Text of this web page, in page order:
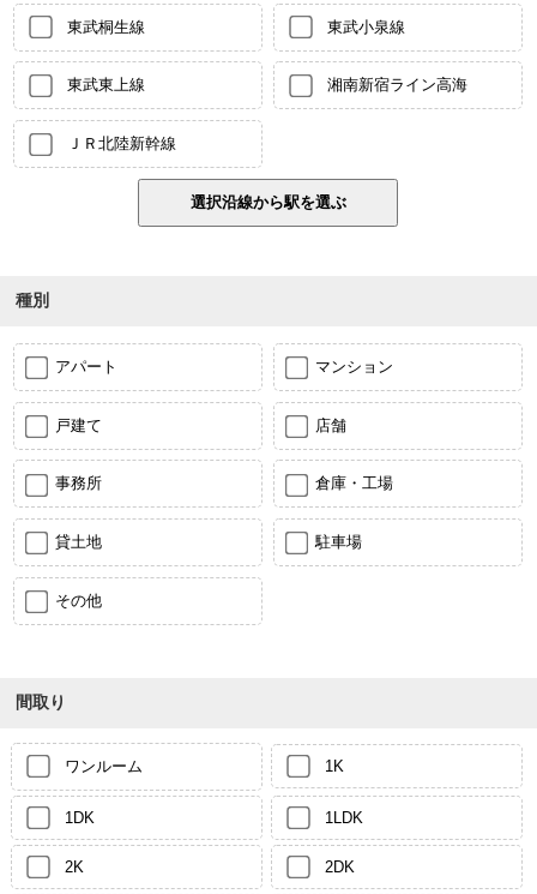
東武桐生線 東武小泉線
東武東上線 湘南新宿ライン高海
ＪＲ北陸新幹線
種別
アパート マンション
戸建て 店舗
事務所 倉庫・工場
貸土地 駐車場
その他
間取り
ワンルーム 1K
1DK 1LDK
2K 2DK